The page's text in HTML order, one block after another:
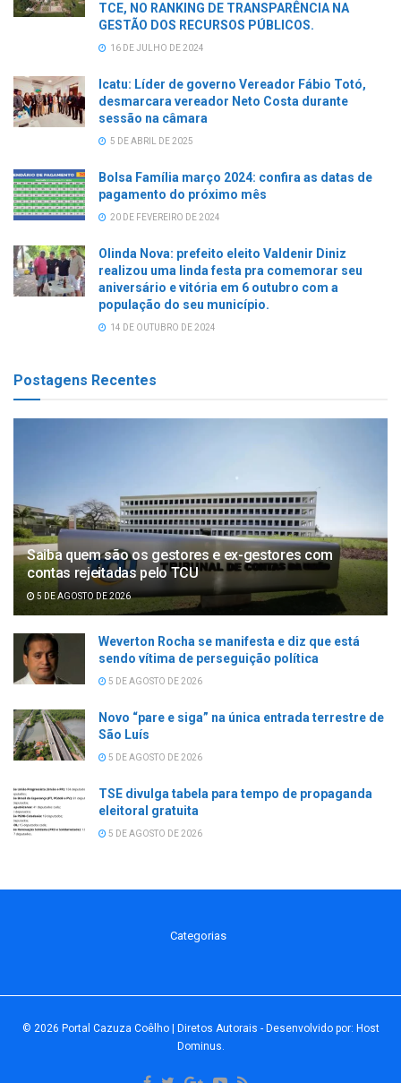
TCE, NO RANKING DE TRANSPARÊNCIA NA
GESTÃO DOS RECURSOS PÚBLICOS.
16 DE JULHO DE 2024
Icatu: Líder de governo Vereador Fábio Totó,
desmarcara vereador Neto Costa durante
sessão na câmara
5 DE ABRIL DE 2025
Bolsa Família março 2024: confira as datas de
pagamento do próximo mês
20 DE FEVEREIRO DE 2024
Olinda Nova: prefeito eleito Valdenir Diniz
realizou uma linda festa pra comemorar seu
aniversário e vitória em 6 outubro com a
população do seu município.
14 DE OUTUBRO DE 2024
Postagens Recentes
Saiba quem são os gestores e ex-gestores com
contas rejeitadas pelo TCU
5 DE AGOSTO DE 2026
Weverton Rocha se manifesta e diz que está
sendo vítima de perseguição política
5 DE AGOSTO DE 2026
Novo “pare e siga” na única entrada terrestre de
São Luís
5 DE AGOSTO DE 2026
TSE divulga tabela para tempo de propaganda
eleitoral gratuita
5 DE AGOSTO DE 2026
Categorias
© 2026 Portal Cazuza Coêlho | Diretos Autorais - Desenvolvido por: Host
Dominus.